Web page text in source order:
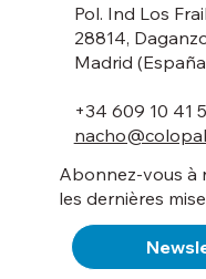
Abonnez-vous à
les dernières
Pol. Ind Los
28814,
Madrid
+34 609 10 41